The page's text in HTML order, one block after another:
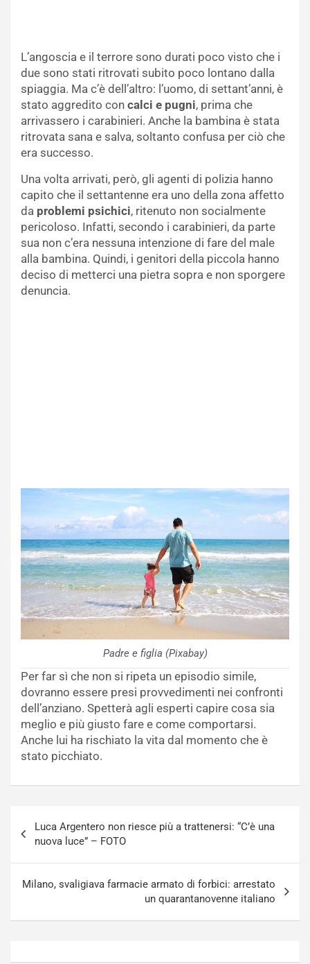
L’angoscia e il terrore sono durati poco visto che i
due sono stati ritrovati subito poco lontano dalla
spiaggia. Ma c’è dell’altro: l’uomo, di settant’anni, è
stato aggredito con calci e pugni, prima che
arrivassero i carabinieri. Anche la bambina è stata
ritrovata sana e salva, soltanto confusa per ciò che
era successo.
Una volta arrivati, però, gli agenti di polizia hanno
capito che il settantenne era uno della zona affetto
da problemi psichici, ritenuto non socialmente
pericoloso. Infatti, secondo i carabinieri, da parte
sua non c’era nessuna intenzione di fare del male
alla bambina. Quindi, i genitori della piccola hanno
deciso di metterci una pietra sopra e non sporgere
denuncia.
Padre e figlia (Pixabay)
Per far sì che non si ripeta un episodio simile,
dovranno essere presi provvedimenti nei confronti
dell’anziano. Spetterà agli esperti capire cosa sia
meglio e più giusto fare e come comportarsi.
Anche lui ha rischiato la vita dal momento che è
stato picchiato.
articoli
Luca Argentero non riesce più a trattenersi: “C’è una
nuova luce” – FOTO
Milano, svaligiava farmacie armato di forbici: arrestato
un quarantanovenne italiano